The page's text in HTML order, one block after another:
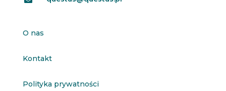
O nas
Kontakt
Polityka prywatności